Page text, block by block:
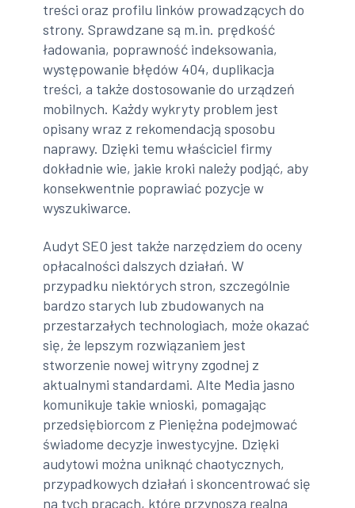
treści oraz profilu linków prowadzących do
strony. Sprawdzane są m.in. prędkość
ładowania, poprawność indeksowania,
występowanie błędów 404, duplikacja
treści, a także dostosowanie do urządzeń
mobilnych. Każdy wykryty problem jest
opisany wraz z rekomendacją sposobu
naprawy. Dzięki temu właściciel firmy
dokładnie wie, jakie kroki należy podjąć, aby
konsekwentnie poprawiać pozycje w
wyszukiwarce.
Audyt SEO jest także narzędziem do oceny
opłacalności dalszych działań. W
przypadku niektórych stron, szczególnie
bardzo starych lub zbudowanych na
przestarzałych technologiach, może okazać
się, że lepszym rozwiązaniem jest
stworzenie nowej witryny zgodnej z
aktualnymi standardami. Alte Media jasno
komunikuje takie wnioski, pomagając
przedsiębiorcom z Pieniężna podejmować
świadome decyzje inwestycyjne. Dzięki
audytowi można uniknąć chaotycznych,
przypadkowych działań i skoncentrować się
na tych pracach, które przynoszą realną